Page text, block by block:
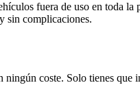
fuera de uso en toda
sin complicaciones.
coste. Solo tienes